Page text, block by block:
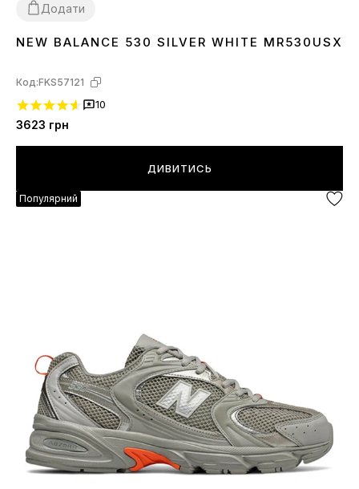
Додати
3637 3839404142 434445
NEW BALANCE 530 SILVER WHITE MR530USX
Код:FKS57121
10
3623 грн
ДИВИТИСЬ
Популярний